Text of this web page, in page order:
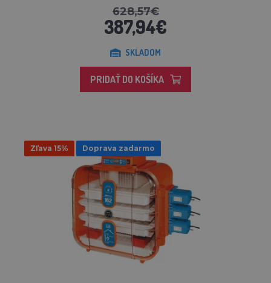
628,57€
387,94€
SKLADOM
PRIDAŤ DO KOŠÍKA
Zľava 15% Doprava zadarmo